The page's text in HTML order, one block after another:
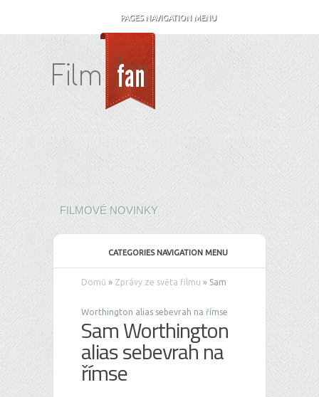
PAGES NAVIGATION MENU
FILMOVÉ NOVINKY
CATEGORIES NAVIGATION MENU
Domů » Zprávy ze světa filmu » Sam
Worthington alias sebevrah na římse
Sam Worthington
alias sebevrah na
římse